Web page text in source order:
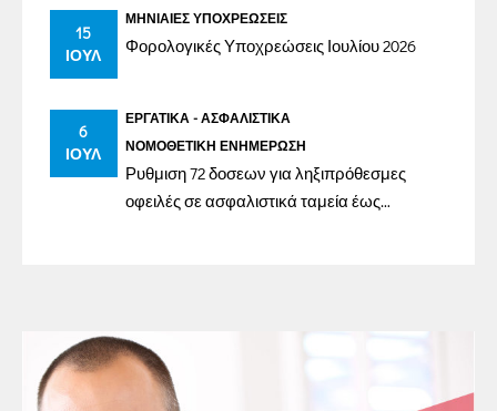
15
ΙΟΎΛ
ΜΗΝΙΑΊΕΣ ΥΠΟΧΡΕΏΣΕΙΣ
Φορολογικές Υποχρεώσεις Ιουλίου 2026
6
ΙΟΎΛ
ΕΡΓΑΤΙΚΆ - ΑΣΦΑΛΙΣΤΙΚΆ
ΝΟΜΟΘΕΤΙΚΉ ΕΝΗΜΈΡΩΣΗ
Ρυθμιση 72 δοσεων για ληξιπρόθεσμες
οφειλές σε ασφαλιστικά ταμεία έως